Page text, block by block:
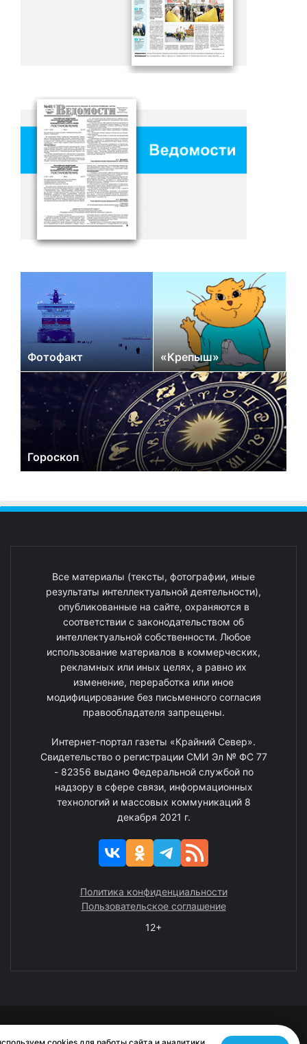
Фотофакт «Крепыш»
Гороскоп
Все материалы (тексты, фотографии, иные
результаты интеллектуальной деятельности),
опубликованные на сайте, охраняются в
соответствии с законодательством об
интеллектуальной собственности. Любое
использование материалов в коммерческих,
рекламных или иных целях, а равно их
изменение, переработка или иное
модифицирование без письменного согласия
правообладателя запрещены.
Интернет-портал газеты «Крайний Север».
Свидетельство о регистрации СМИ Эл № ФС 77
- 82356 выдано Федеральной службой по
надзору в сфере связи, информационных
технологий и массовых коммуникаций 8
декабря 2021 г.
Политика конфиденциальности
Пользовательское соглашение
12+